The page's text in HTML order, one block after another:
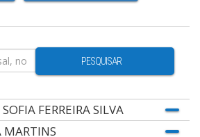
PESQUISAR
FERREIRA SILVA
MARTINS